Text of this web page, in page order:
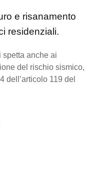
e risanamento
residenziali.
spetta anche ai
del rischio sismico,
dell’articolo 119 del